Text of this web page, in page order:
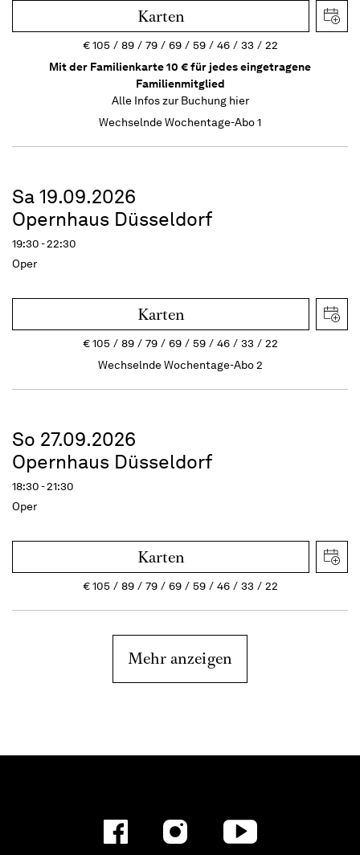
Karten
€105 89 79 69 59 46 33
22
Mit der Familienkarte 10 € für jedes eingetragene
Familienmitglied
Alle Infos zur Buchung hier
Wechselnde Wochentage-Abo 1
Sa 19.09.2026
Opernhaus Düsseldorf
19:30 - 22:30
Oper
Karten
€105 89 79 69 59 46 33
22
Wechselnde Wochentage-Abo 2
So 27.09.2026
Opernhaus Düsseldorf
18:30 - 21:30
Oper
Karten
€105 89 79 69 59 46 33 22
Mehr anzeigen